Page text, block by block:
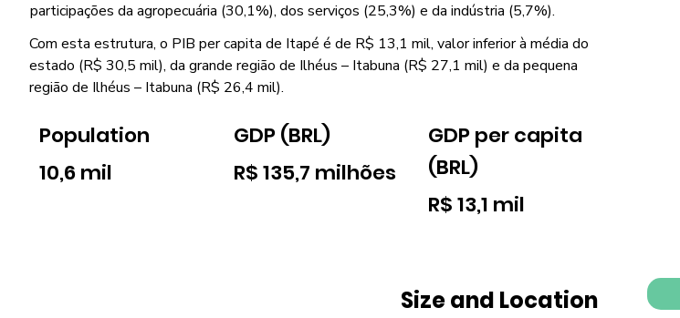
participações da agropecuária (30,1%), dos serviços (25,3%) e da indústria (5,7%).
Com esta estrutura, o PIB per capita de Itapé é de R$ 13,1 mil, valor inferior à média do
estado (R$ 30,5 mil), da grande região de Ilhéus – Itabuna (R$ 27,1 mil) e da pequena
região de Ilhéus – Itabuna (R$ 26,4 mil).
Population
10,6 mil
GDP (BRL)
R$ 135,7 milhões
GDP per capita
(BRL)
R$ 13,1 mil
Size and Location